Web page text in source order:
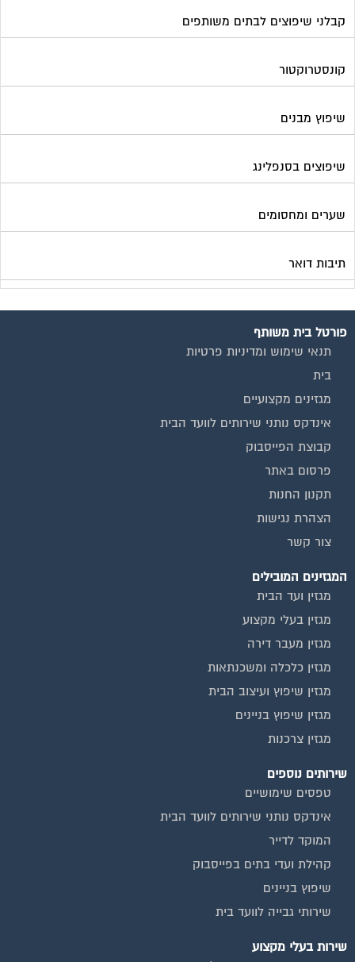
קבלני שיפוצים לבתים משותפים
קונסטרוקטור
שיפוץ מבנים
שיפוצים בסנפלינג
שערים ומחסומים
תיבות דואר
פורטל בית משותף
תנאי שימוש ומדיניות פרטיות
בית
מגזינים מקצועיים
אינדקס נותני שירותים לוועד הבית
קבוצת הפייסבוק
פרסום באתר
תקנון החנות
הצהרת נגישות
צור קשר
המגזינים המובילים
מגזין ועד הבית
מגזין בעלי מקצוע
מגזין מעבר דירה
מגזין כלכלה ומשכנתאות
מגזין שיפוץ ועיצוב הבית
מגזין שיפוץ בניינים
מגזין צרכנות
שירותים נוספים
טפסים שימושיים
אינדקס נותני שירותים לוועד הבית
המוקד לדייר
קהילת ועדי בתים בפייסבוק
שיפוץ בניינים
שירותי גבייה לוועד בית
שירות בעלי מקצוע